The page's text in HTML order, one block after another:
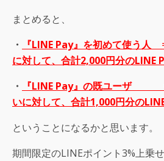
まとめると、
・
『LINE Pay』を初めて使う
に対して、合計2,000円分のLINE
・
『LINE Pay』の既ユーザ
いに対して、合計1,000円分の
ということになるかと思います。
期間限定のLINEポイント3%上乗